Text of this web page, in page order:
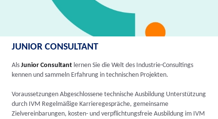
JUNIOR CONSULTANT
Als Junior Consultant lernen Sie die Welt des Industrie-Consultings
kennen und sammeln Erfahrung in technischen Projekten.
Voraussetzungen Abgeschlossene technische Ausbildung Unterstützung
durch IVM Regelmäßige Karrieregespräche, gemeinsame
Zielvereinbarungen, kosten- und verpflichtungsfreie Ausbildung im IVM